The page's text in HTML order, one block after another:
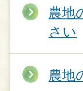
農地
さい
農地